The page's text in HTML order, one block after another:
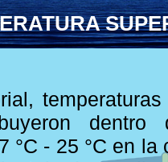
dentro
°C - 25 °C en la